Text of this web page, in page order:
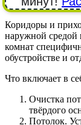
Коридоры и
наружной средой
комнат
обустройстве и
Что включает в
Очистка
твёрдого
Потолок.